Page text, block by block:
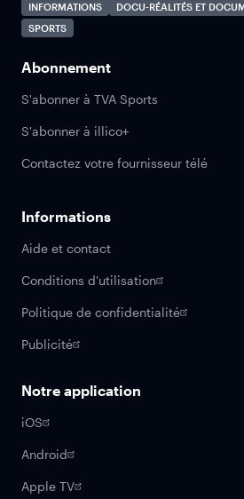
INFORMATIONS
DOCU-RÉALITÉS ET
SPORTS
Abonnement
S'abonner à TVA Sports
S'abonner à illico+
Contactez votre fournisseur télé
Informations
Aide et contact
Conditions d'utilisation
Politique de confidentialité
Publicité
Notre application
iOS
Android
Apple TV